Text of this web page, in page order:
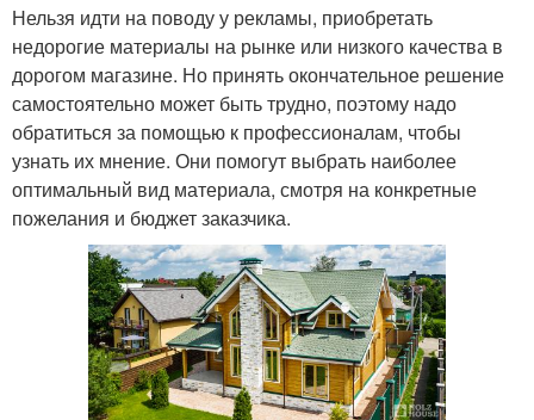
Нельзя идти на поводу у рекламы, приобретать
недорогие материалы на рынке или низкого качества в
дорогом магазине. Но принять окончательное решение
самостоятельно может быть трудно, поэтому надо
обратиться за помощью к профессионалам, чтобы
узнать их мнение. Они помогут выбрать наиболее
оптимальный вид материала, смотря на конкретные
пожелания и бюджет заказчика.